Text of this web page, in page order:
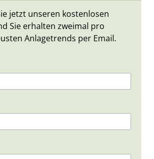
jetzt unseren kostenlosen
Sie erhalten zweimal pro
Anlagetrends per Email.